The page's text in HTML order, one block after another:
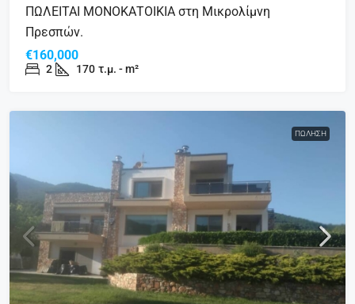
ΠΩΛΕΙΤΑΙ ΜΟΝΟΚΑΤΟΙΚΙΑ στη Μικρολίμνη
Πρεσπών.
€160,000
2 170 τ.μ. - m²
ΠΏΛΗΣΗ